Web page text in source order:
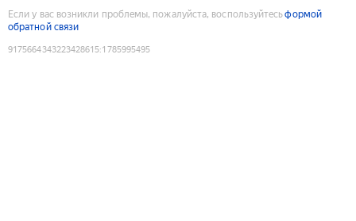
Если у вас возникли проблемы, пожалуйста, воспользуйтесьформой
обратной связи
9175664343223428615:1785995495